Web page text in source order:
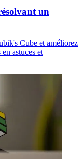
un
Cube et améliorez
astuces et